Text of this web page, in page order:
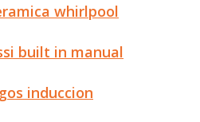
whirlpool
built in manual
induccion